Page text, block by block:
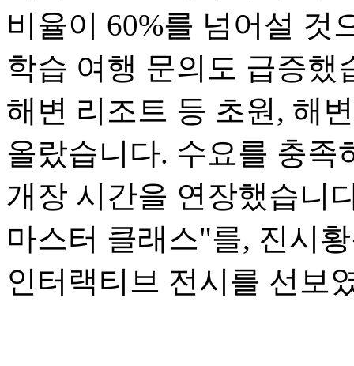
비율이 60%를 넘어설 것
학습 여행 문의도 급증했
해변 리조트 등 초원, 해
올랐습니다. 수요를 충족
개장 시간을 연장했습니
마스터 클래스"를, 진시
인터랙티브 전시를 선보